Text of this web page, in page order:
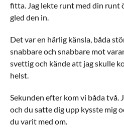
fitta. Jag lekte runt med din runt
gled den in.
Det var en härlig känsla, båda
snabbare och snabbare mot
svettig och kände att jag skulle
helst.
Sekunden efter kom vi båda två.
och du satte dig upp kysste mig
du varit med om.